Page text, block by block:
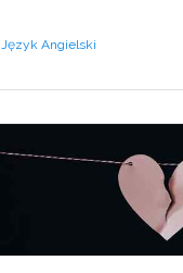
Język Angielski